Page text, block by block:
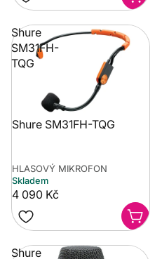
Shure
SM31FH-
TQG
Shure SM31FH-TQG
HLASOVÝ MIKROFON
Skladem
4 090 Kč
Shure